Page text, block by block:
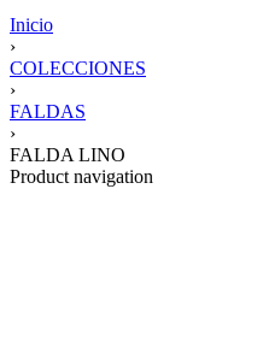
Inicio
›
COLECCIONES
›
FALDAS
›
FALDA LINO
Product navigation